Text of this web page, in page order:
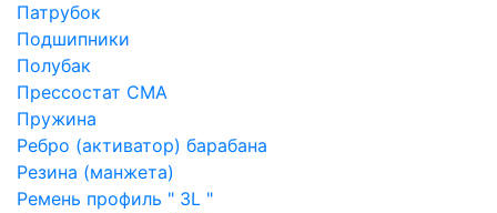
Патрубок
Подшипники
Полубак
Прессостат СМА
Пружина
Ребро (активатор) барабана
Резина (манжета)
Ремень профиль " 3L "